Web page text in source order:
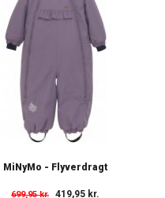
MiNyMo - Flyverdragt
699,95 kr. 419,95 kr.